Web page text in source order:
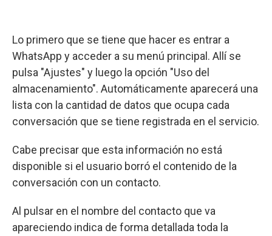
Lo primero que se tiene que hacer es entrar a
WhatsApp y acceder a su menú principal. Allí se
pulsa "Ajustes" y luego la opción "Uso del
almacenamiento". Automáticamente aparecerá una
lista con la cantidad de datos que ocupa cada
conversación que se tiene registrada en el servicio.
Cabe precisar que esta información no está
disponible si el usuario borró el contenido de la
conversación con un contacto.
Al pulsar en el nombre del contacto que va
apareciendo indica de forma detallada toda la